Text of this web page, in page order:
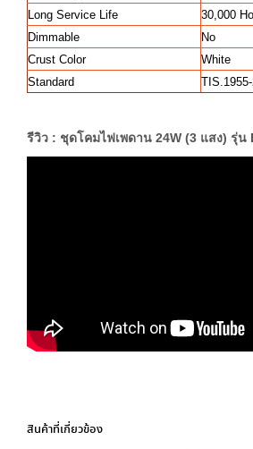
Long Service Life
30,000
Dimmable
No
Crust Color
White
Standard
TIS.1955-
รีวิว : ชุดโคมไฟเพดาน 24W (3 แสง) รุ่น
สินค้าที่เกี่ยวข้อง